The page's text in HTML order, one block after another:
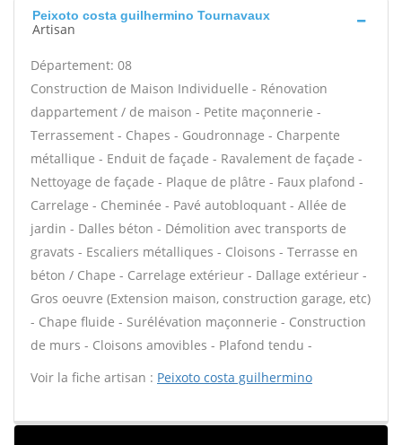
Peixoto costa guilhermino Tournavaux
Artisan
Département: 08
Construction de Maison Individuelle - Rénovation
dappartement / de maison - Petite maçonnerie -
Terrassement - Chapes - Goudronnage - Charpente
métallique - Enduit de façade - Ravalement de façade -
Nettoyage de façade - Plaque de plâtre - Faux plafond -
Carrelage - Cheminée - Pavé autobloquant - Allée de
jardin - Dalles béton - Démolition avec transports de
gravats - Escaliers métalliques - Cloisons - Terrasse en
béton / Chape - Carrelage extérieur - Dallage extérieur -
Gros oeuvre (Extension maison, construction garage, etc)
- Chape fluide - Surélévation maçonnerie - Construction
de murs - Cloisons amovibles - Plafond tendu -
Voir la fiche artisan : Peixoto costa guilhermino